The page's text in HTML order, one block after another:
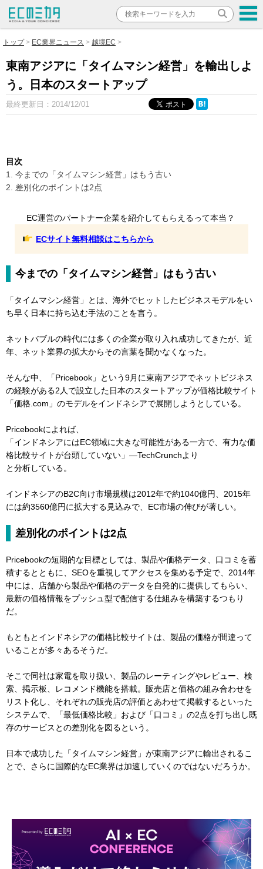
トップ EC業界ニュース 越境EC
東南アジアに「タイムマシン経営」を輸出しよ
う。日本のスタートアップ
最終更新日： 2014/12/01
目次
1. 今までの「タイムマシン経営」はもう古い
2. 差別化のポイントは2点
EC運営のパートナー企業を紹介してもらえるって本当？
ECサイト無料相談はこちらから
今までの「タイムマシン経営」はもう古い
「タイムマシン経営」とは、海外でヒットしたビジネスモデルをい
ち早く日本に持ち込む手法のことを言う。
ネットバブルの時代には多くの企業が取り入れ成功してきたが、近
年、ネット業界の拡大からその言葉を聞かなくなった。
そんな中、「Pricebook」という9月に東南アジアでネットビジネス
の経験がある2人で設立した日本のスタートアップが価格比較サイト
「価格.com」のモデルをインドネシアで展開しようとしている。
Pricebookによれば、
「インドネシアにはEC領域に大きな可能性がある一方で、有力な価
格比較サイトが台頭していない」―TechCrunchより
と分析している。
インドネシアのB2C向け市場規模は2012年で約1040億円、2015年
には約3560億円に拡大する見込みで、EC市場の伸びが著しい。
差別化のポイントは2点
Pricebookの短期的な目標としては、製品や価格データ、口コミを蓄
積するとともに、SEOを重視してアクセスを集める予定で、2014年
中には、店舗から製品や価格のデータを自発的に提供してもらい、
最新の価格情報をプッシュ型で配信する仕組みを構築するつもり
だ。
もともとインドネシアの価格比較サイトは、製品の価格が間違って
いることが多々あるそうだ。
そこで同社は家電を取り扱い、製品のレーティングやレビュー、検
索、掲示板、レコメンド機能を搭載。販売店と価格の組み合わせを
リスト化し、それぞれの販売店の評価とあわせて掲載するといった
システムで、「最低価格比較」および「口コミ」の2点を打ち出し既
存のサービスとの差別化を図るという。
日本で成功した「タイムマシン経営」が東南アジアに輸出されるこ
とで、さらに国際的なEC業界は加速していくのではないだろうか。